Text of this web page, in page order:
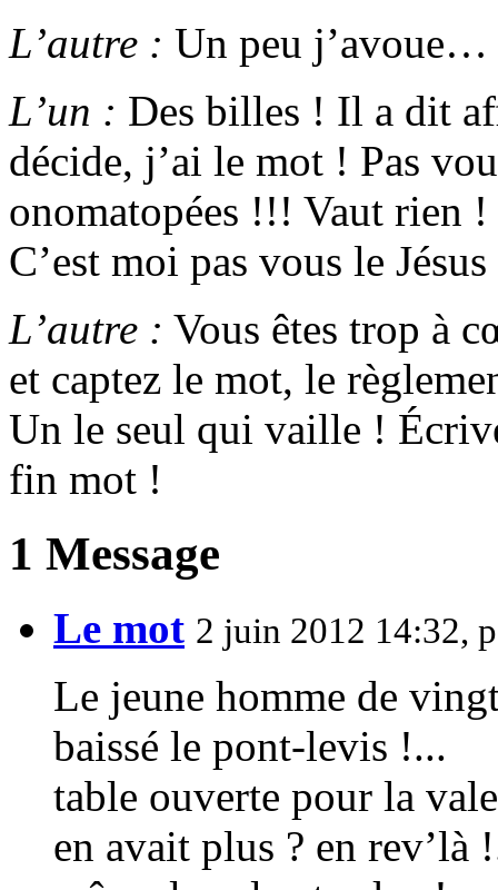
L’autre : Un peu
L’un : Des billes ! Il a dit
décide, j’ai le mot ! Pas
onomatopées !!! Vaut rien !
C’est moi pas vous le
L’autre : Vous êtes trop à
et captez le mot, le
Un le seul qui vaille !
fin mot !
1 Message
Le mot 2 juin 2012 14:32,
Le jeune homme de
baissé le pont-levis !...
table ouverte pour la
en avait plus ? en